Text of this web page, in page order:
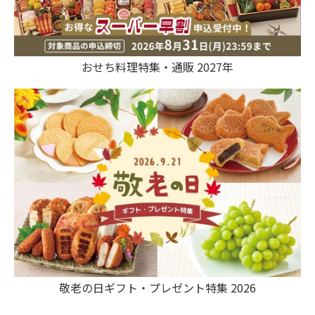
おせち料理特集・通販 2027年
敬老の日ギフト・プレゼント特集 2026